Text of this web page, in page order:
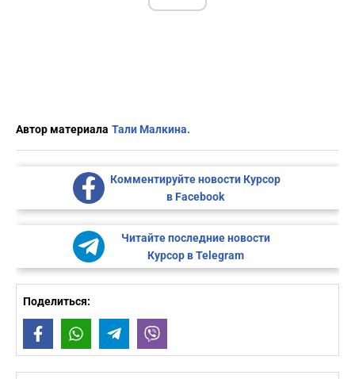
Автор материала Тали Малкина.
Комментируйте новости Курсор
в Facebook
Читайте последние новости
Курсор в Telegram
Поделиться:
FacebookWhatsAppTelegram